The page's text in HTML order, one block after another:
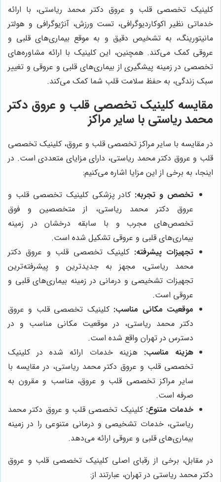
کلینیک تخصصی قلب و عروق دکتر محمد ریاستی، با ارائه
خدماتی نظیر اکوکاردیوگرافی، تست ورزش، آنژیوگرافی و هولتر
مانیتورینگ، به تشخیص دقیق و به موقع بیماری‌های قلبی و
عروقی کمک می‌کند. همچنین، این کلینیک با ارائه مشاوره‌های
تخصصی در زمینه پیشگیری از بیماری‌های قلبی و عروقی و تغییر
سبک زندگی، به حفظ سلامت قلب شما کمک می‌کند.
مقایسه کلینیک تخصصی قلب و عروق دکتر
محمد ریاستی با سایر مراکز
در مقایسه با سایر مراکز تخصصی قلب و عروق، کلینیک تخصصی
قلب و عروق دکتر محمد ریاستی، دارای مزایای متعددی است. در
اینجا، به برخی از این مزایا اشاره می‌کنیم:
تخصص و تجربه: کادر پزشکی کلینیک تخصصی قلب و
عروق دکتر محمد ریاستی، از متخصصین و فوق
تخصص‌های مجرب و با سابقه درخشان در زمینه
بیماری‌های قلبی و عروقی تشکیل شده است.
تجهیزات پیشرفته: کلینیک تخصصی قلب و عروق دکتر
محمد ریاستی، مجهز به جدیدترین و پیشرفته‌ترین
تجهیزات تشخیصی و درمانی در زمینه بیماری‌های قلبی و
عروقی است.
موقعیت مکانی مناسب: کلینیک تخصصی قلب و عروق
دکتر محمد ریاستی، در موقعیت مکانی مناسب و در
دسترس در تهران واقع شده است.
هزینه مناسب: هزینه خدمات ارائه شده در کلینیک
تخصصی قلب و عروق دکتر محمد ریاستی، در مقایسه با
سایر مراکز تخصصی قلب و عروق، مناسب و مقرون به
صرفه است.
خدمات متنوع: کلینیک تخصصی قلب و عروق دکتر محمد
ریاستی، خدمات تشخیصی و درمانی متنوعی را در زمینه
بیماری‌های قلبی و عروقی ارائه می‌دهد.
در مقابل، برخی از رقبای اصلی کلینیک تخصصی قلب و عروق
دکتر محمد ریاستی در تهران، عبارتند از: